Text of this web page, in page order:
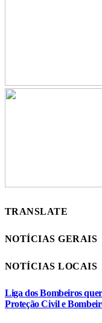
TRANSLATE
NOTÍCIAS GERAIS
NOTÍCIAS LOCAIS
Liga dos Bombeiros
Proteção Civil e